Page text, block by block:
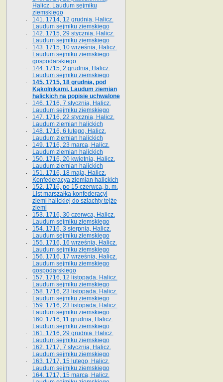
Halicz. Laudum sejmiku
ziemskiego
141. 1714, 12 grudnia, Halicz.
Laudum sejmiku ziemskiego
142. 1715, 29 stycznia, Halicz.
Laudum sejmiku ziemskiego
143. 1715, 10 września, Halicz.
Laudum sejmiku ziemskiego
gospodarskiego
144. 1715, 2 grudnia, Halicz.
Laudum sejmiku ziemskiego
145. 1715, 18 grudnia, pod
Kąkolnikami. Laudum ziemian
halickich na popisie uchwalone
146. 1716, 7 stycznia, Halicz.
Laudum sejmiku ziemskiego
147. 1716, 22 stycznia, Halicz.
Laudum ziemian halickich
148. 1716, 6 lutego, Halicz.
Laudum ziemian halickich
149. 1716, 23 marca, Halicz.
Laudum ziemian halickich
150. 1716, 20 kwietnia, Halicz.
Laudum ziemian halickich
151. 1716, 18 maja, Halicz.
Konfederacya ziemian halickich
152. 1716, po 15 czerwca, b. m.
List marszałka konfederacyi
ziemi halickiej do szlachty tejże
ziemi
153. 1716, 30 czerwca, Halicz.
Laudum sejmiku ziemskiego
154. 1716, 3 sierpnia, Halicz.
Laudum sejmiku ziemskiego
155. 1716, 16 września, Halicz.
Laudum sejmiku ziemskiego
156. 1716, 17 września, Halicz.
Laudum sejmiku ziemskiego
gospodarskiego
157. 1716, 12 listopada, Halicz.
Laudum sejmiku ziemskiego
158. 1716, 23 listopada, Halicz.
Laudum sejmiku ziemskiego
159. 1716, 23 listopada, Halicz.
Laudum sejmiku ziemskiego
160. 1716, 11 grudnia, Halicz.
Laudum sejmiku ziemskiego
161. 1716, 29 grudnia, Halicz.
Laudum sejmiku ziemskiego
162. 1717, 7 stycznia, Halicz.
Laudum sejmiku ziemskiego
163. 1717, 15 lutego, Halicz.
Laudum sejmiku ziemskiego
164. 1717, 15 marca, Halicz.